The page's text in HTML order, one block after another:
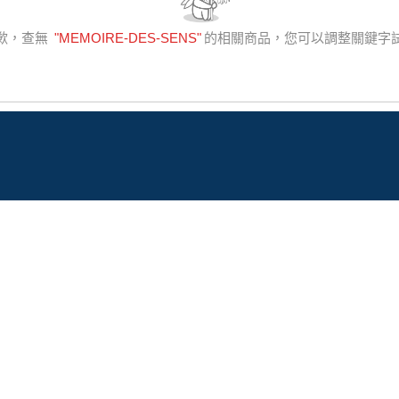
，查無 "MEMOIRE-DES-SENS" 的相關商品，您可以調整關鍵字